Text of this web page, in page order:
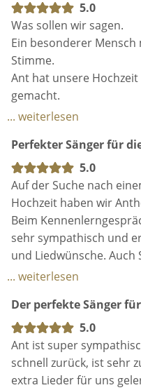
Danach hat uns Ant
Stunden verzaubert und
meinten nur: "Wie bist
Sänger gekommen."
Das macht nicht nur
Brautpaar stolz!
Vielen Dank Ant für
Alle Abstimmungen, die
Zuverlässigkeit..., für
5.0
Auf der Suche nach
Hochzeit haben wir
Beim
sehr sympathisch und
und Liedwünsche. Auch
Repertoire waren,
Ebenso zeigte er sich
lösungsorientiert, als es
zusätzliche Technik für
benötigten.
Am Tag unserer
mitsamt seinem
besonderen Ereignis.
Wir sind sehr glücklich
können ihn wärmsten
... weiterlesen
Der perfekte Sänger
5.0
Ant ist super
schnell zurück, ist sehr
extra Lieder für uns
Repertoire hatte.
wunderschön begleitet
hinterher waren alle
von ganzem Herzen
dass einen bessere
... weiterlesen
Wundervolles
5.0
Wir hatten das Glück
Sommerhochzeit
Per Zufall gefunden